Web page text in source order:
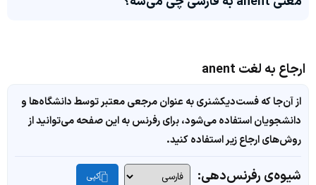
ارجاع به لغت anent
از آن‌جا که فست‌دیکشنری به عنوان مرجعی معتبر توسط دانشگاه‌ها و
دانشجویان استفاده می‌شود، برای رفرنس به این صفحه می‌توانید از
روش‌های ارجاع زیر استفاده کنید.
شیوه‌ی رفرنس‌دهی: کپی